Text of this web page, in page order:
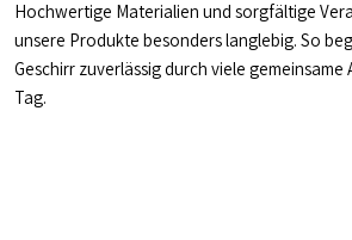
Hochwertige Materialien und sorgfältige
unsere Produkte besonders langlebig. So
Geschirr zuverlässig durch viele gemeinsame
Tag.